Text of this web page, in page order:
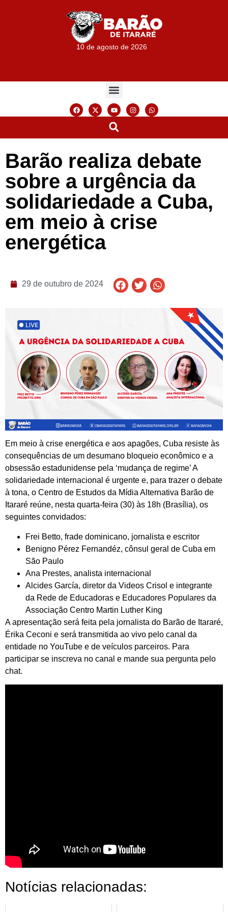
10 de agosto de 2026
Barão realiza debate
sobre a urgência da
solidariedade a Cuba,
em meio à crise
energética
29 de outubro de 2024
Em meio à crise energética e aos apagões, Cuba resiste às
consequências de um desumano bloqueio econômico e a
obsessão estadunidense pela ‘mudança de regime’ A
solidariedade internacional é urgente e, para trazer o debate
à tona, o Centro de Estudos da Mídia Alternativa Barão de
Itararé reúne, nesta quarta-feira (30) às 18h (Brasília), os
seguintes convidados:
Frei Betto, frade dominicano, jornalista e escritor
Benigno Pérez Fernandéz, cônsul geral de Cuba em
São Paulo
Ana Prestes, analista internacional
Alcides García, diretor da Videos Crisol e integrante
da Rede de Educadoras e Educadores Populares da
Associação Centro Martin Luther King
A apresentação será feita pela jornalista do Barão de Itararé,
Érika Ceconi e será transmitida ao vivo pelo canal da
entidade no YouTube e de veículos parceiros. Para
participar se inscreva no canal e mande sua pergunta pelo
chat.
Notícias relacionadas: